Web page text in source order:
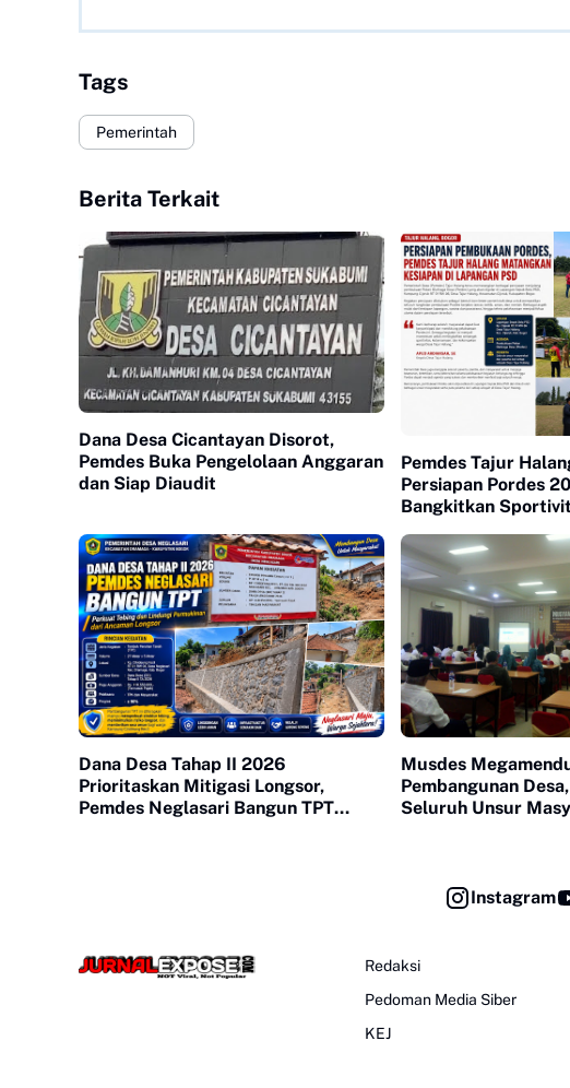
Tags
Pemerintah
Berita Terkait
Dana Desa Cicantayan Disorot,
Pemdes Buka Pengelolaan Anggaran
dan Siap Diaudit
Pemdes Tajur
Persiapan Pordes
Bangkitkan
Dana Desa Tahap II 2026
Prioritaskan Mitigasi Longsor,
Pemdes Neglasari Bangun TPT
Musdes
Pembangunan
Seluruh Unsur
Instagram
Redaksi
Pedoman Media Siber
KEJ